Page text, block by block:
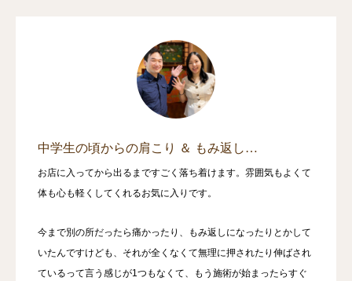
中学生の頃からの肩こり ＆ もみ返し…
お店に入ってから出るまですごく落ち着けます。雰囲気もよくて
体も心も軽くしてくれるお気に入りです。
今まで別の所だったら痛かったり、もみ返しになったりとかして
いたんですけども、それが全くなくて無理に押されたり伸ばされ
ているって言う感じが1つもなくて、もう施術が始まったらすぐ